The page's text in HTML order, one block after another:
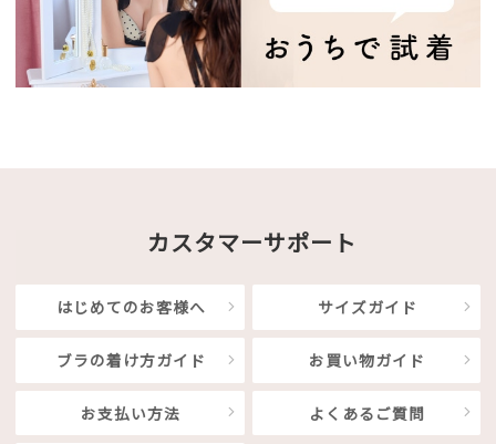
カスタマーサポート
はじめてのお客様へ サイズガイド
ブラの着け方ガイド お買い物ガイド
お支払い方法 よくあるご質問